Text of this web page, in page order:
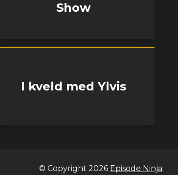
Show
I kveld med Ylvis
© Copyright 2026 Episode Ninja